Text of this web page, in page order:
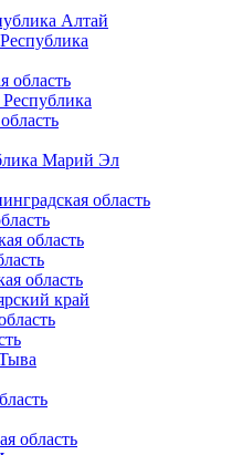
Алтай
область
Марий Эл
область
область
область
край
область